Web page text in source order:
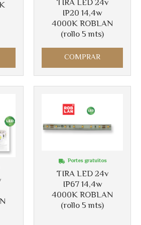
TIRA LED 24v
IP20 14,4w
4000K ROBLAN
(rollo 5 mts)
COMPRAR
TIRA LED 24v
IP67 14,4w
4000K ROBLAN
(rollo 5 mts)
Portes gratuitos